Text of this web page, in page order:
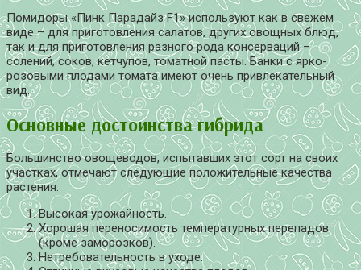
Помидоры «Пинк Парадайз F1» используют как в свежем
виде – для приготовления салатов, других овощных блюд,
так и для приготовления разного рода консерваций –
солений, соков, кетчупов, томатной пасты. Банки с ярко-
розовыми плодами томата имеют очень привлекательный
вид.
Основные достоинства гибрида
Большинство овощеводов, испытавших этот сорт на своих
участках, отмечают следующие положительные качества
растения:
Высокая урожайность.
Хорошая переносимость температурных перепадов
(кроме заморозков).
Нетребовательность в уходе.